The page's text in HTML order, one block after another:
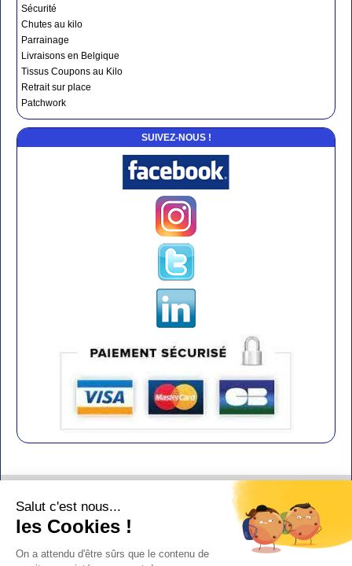
Sécurité
Chutes au kilo
Parrainage
Livraisons en Belgique
Tissus Coupons au Kilo
Retrait sur place
Patchwork
SUIVEZ-NOUS !
Salut c'est nous...
les Cookies !
On a attendu d'être sûrs que le contenu de